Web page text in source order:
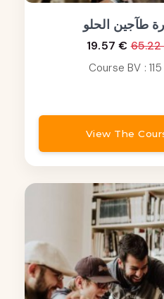
طآجين الحلو
19.57 €
Course BV : 115
View The